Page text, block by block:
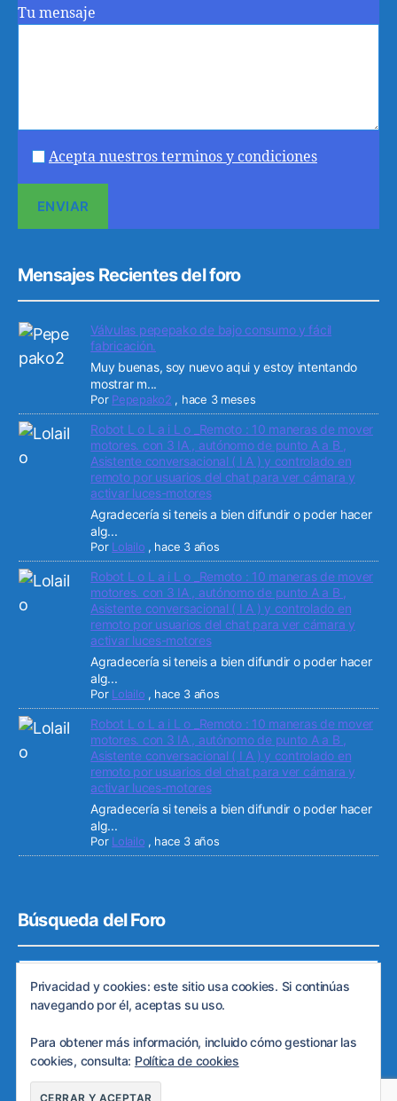
Tu mensaje
Acepta nuestros terminos y condiciones
Mensajes Recientes del foro
Válvulas pepepako de bajo consumo y fácil
fabricación.
Muy buenas, soy nuevo aqui y estoy intentando
mostrar m...
Por Pepepako2 , hace 3 meses
Robot L o L a i L o _Remoto : 10 maneras de mover
motores. con 3 IA , autónomo de punto A a B ,
Asistente conversacional ( I A ) y controlado en
remoto por usuarios del chat para ver cámara y
activar luces-motores
Agradecería si teneis a bien difundir o poder hacer
alg...
Por Lolailo , hace 3 años
Robot L o L a i L o _Remoto : 10 maneras de mover
motores. con 3 IA , autónomo de punto A a B ,
Asistente conversacional ( I A ) y controlado en
remoto por usuarios del chat para ver cámara y
activar luces-motores
Agradecería si teneis a bien difundir o poder hacer
alg...
Por Lolailo , hace 3 años
Robot L o L a i L o _Remoto : 10 maneras de mover
motores. con 3 IA , autónomo de punto A a B ,
Asistente conversacional ( I A ) y controlado en
remoto por usuarios del chat para ver cámara y
activar luces-motores
Agradecería si teneis a bien difundir o poder hacer
alg...
Por Lolailo , hace 3 años
Búsqueda del Foro
Privacidad y cookies: este sitio usa cookies. Si continúas
navegando por él, aceptas su uso.
Para obtener más información, incluido cómo gestionar las
cookies, consulta: Política de cookies